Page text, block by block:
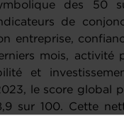
des 50
de
entreprise,
mois, activité
et
le score global
sur 100. Cette